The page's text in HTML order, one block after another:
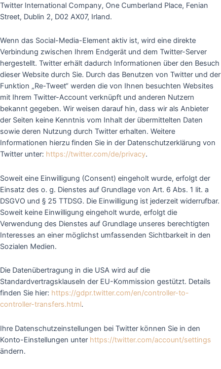
Twitter International Company, One Cumberland Place, Fenian
Street, Dublin 2, D02 AX07, Irland.
Wenn das Social-Media-Element aktiv ist, wird eine direkte
Verbindung zwischen Ihrem Endgerät und dem Twitter-Server
hergestellt. Twitter erhält dadurch Informationen über den Besuch
dieser Website durch Sie. Durch das Benutzen von Twitter und der
Funktion „Re-Tweet“ werden die von Ihnen besuchten Websites
mit Ihrem Twitter-Account verknüpft und anderen Nutzern
bekannt gegeben. Wir weisen darauf hin, dass wir als Anbieter
der Seiten keine Kenntnis vom Inhalt der übermittelten Daten
sowie deren Nutzung durch Twitter erhalten. Weitere
Informationen hierzu finden Sie in der Datenschutzerklärung von
Twitter unter: https://twitter.com/de/privacy.
Soweit eine Einwilligung (Consent) eingeholt wurde, erfolgt der
Einsatz des o. g. Dienstes auf Grundlage von Art. 6 Abs. 1 lit. a
DSGVO und § 25 TTDSG. Die Einwilligung ist jederzeit widerrufbar.
Soweit keine Einwilligung eingeholt wurde, erfolgt die
Verwendung des Dienstes auf Grundlage unseres berechtigten
Interesses an einer möglichst umfassenden Sichtbarkeit in den
Sozialen Medien.
Die Datenübertragung in die USA wird auf die
Standardvertragsklauseln der EU-Kommission gestützt. Details
finden Sie hier: https://gdpr.twitter.com/en/controller-to-
controller-transfers.html.
Ihre Datenschutzeinstellungen bei Twitter können Sie in den
Konto-Einstellungen unter https://twitter.com/account/settings
ändern.